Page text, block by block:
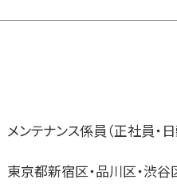
メンテナンス係員（正社員・日
東京都新宿区・品川区・渋谷